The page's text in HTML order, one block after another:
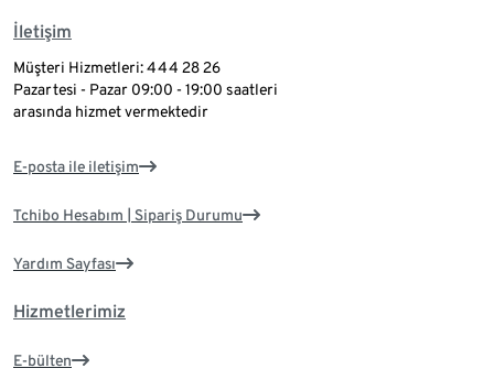
İletişim
Müşteri Hizmetleri: 444 28 26
Pazartesi - Pazar 09:00 - 19:00 saatleri
arasında hizmet vermektedir
E-posta ile iletişim
Tchibo Hesabım | Sipariş Durumu
Yardım Sayfası
Hizmetlerimiz
E-bülten